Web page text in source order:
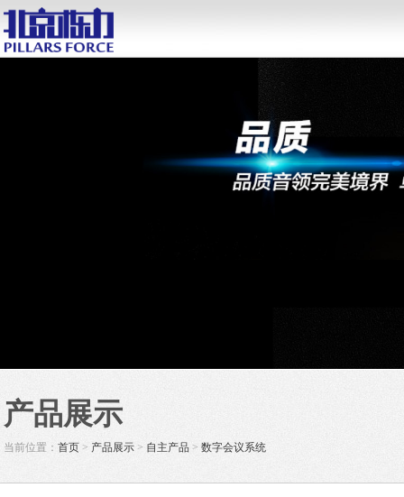
产品展示
当前位置： 首页> 产品展示> 自主产品> 数字会议系统